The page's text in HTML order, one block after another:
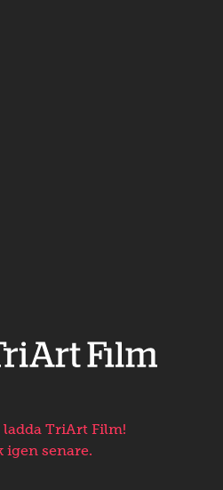
TriArt Film!
igen senare.